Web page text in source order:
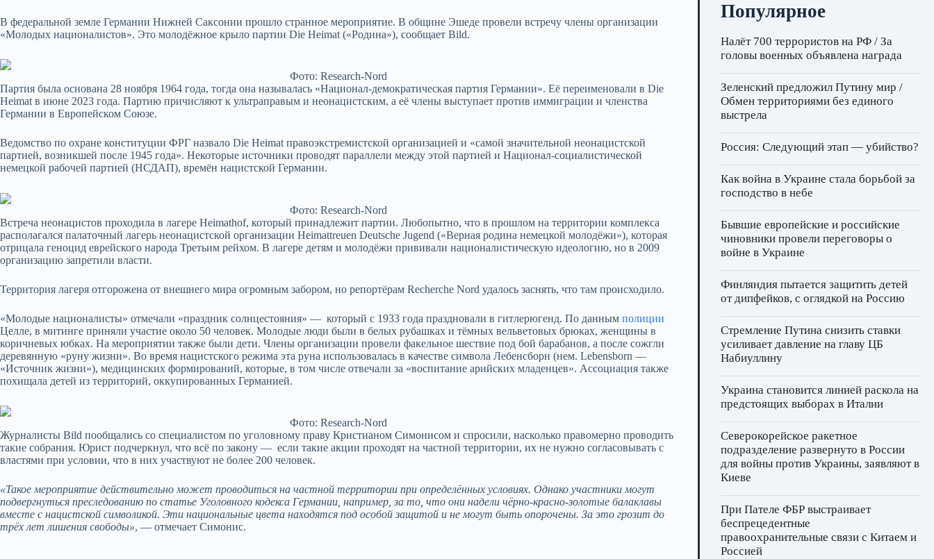
В федеральной земле Германии Нижней Саксонии прошло странное мероприятие. В общине Эшеде провели встречу члены организации
«Молодых националистов». Это молодёжное крыло партии Die Heimat («Родина»), сообщает Bild.
Фото: Research-Nord
Партия была основана 28 ноября 1964 года, тогда она называлась «Национал-демократическая партия Германии». Её переименовали в Die
Heimat в июне 2023 года. Партию причисляют к ультраправым и неонацистским, а её члены выступает против иммиграции и членства
Германии в Европейском Союзе.
Ведомство по охране конституции ФРГ назвало Die Heimat правоэкстремистской организацией и «самой значительной неонацистской
партией, возникшей после 1945 года». Некоторые источники проводят параллели между этой партией и Национал-социалистической
немецкой рабочей партией (НСДАП), времён нацистской Германии.
Фото: Research-Nord
Встреча неонацистов проходила в лагере Heimathof, который принадлежит партии. Любопытно, что в прошлом на территории комплекса
располагался палаточный лагерь неонацистской организации Heimattreuen Deutsche Jugend («Верная родина немецкой молодёжи»), которая
отрицала геноцид еврейского народа Третьим рейхом. В лагере детям и молодёжи прививали националистическую идеологию, но в 2009
организацию запретили власти.
Территория лагеря отгорожена от внешнего мира огромным забором, но репортёрам Recherche Nord удалось заснять, что там происходило.
«Молодые националисты» отмечали «праздник солнцестояния» — который с 1933 года праздновали в гитлерюгенд. По данным полиции
Целле, в митинге приняли участие около 50 человек. Молодые люди были в белых рубашках и тёмных вельветовых брюках, женщины в
коричневых юбках. На мероприятии также были дети. Члены организации провели факельное шествие под бой барабанов, а после сожгли
деревянную «руну жизни». Во время нацистского режима эта руна использовалась в качестве символа Лебенсборн (нем. Lebensborn —
«Источник жизни»), медицинских формирований, которые, в том числе отвечали за «воспитание арийских младенцев». Ассоциация также
похищала детей из территорий, оккупированных Германией.
Фото: Research-Nord
Журналисты Bild пообщались со специалистом по уголовному праву Кристианом Симонисом и спросили, насколько правомерно проводить
такие собрания. Юрист подчеркнул, что всё по закону — если такие акции проходят на частной территории, их не нужно согласовывать с
властями при условии, что в них участвуют не более 200 человек.
«Такое мероприятие действительно может проводиться на частной территории при определённых условиях. Однако участники могут
подвергнуться преследованию по статье Уголовного кодекса Германии, например, за то, что они надели чёрно-красно-золотые балаклавы
вместе с нацистской символикой. Эти национальные цвета находятся под особой защитой и не могут быть опорочены. За это грозит до
трёх лет лишения свободы», — отмечает Симонис.
Популярное
Налёт 700 террористов на РФ / За
головы военных объявлена награда
Зеленский предложил Путину мир /
Обмен территориями без единого
выстрела
Россия: Следующий этап — убийство?
Как война в Украине стала борьбой за
господство в небе
Бывшие европейские и российские
чиновники провели переговоры о
войне в Украине
Финляндия пытается защитить детей
от дипфейков, с оглядкой на Россию
Стремление Путина снизить ставки
усиливает давление на главу ЦБ
Набиуллину
Украина становится линией раскола на
предстоящих выборах в Италии
Северокорейское ракетное
подразделение развернуто в России
для войны против Украины, заявляют в
Киеве
При Пателе ФБР выстраивает
беспрецедентные
правоохранительные связи с Китаем и
Россией